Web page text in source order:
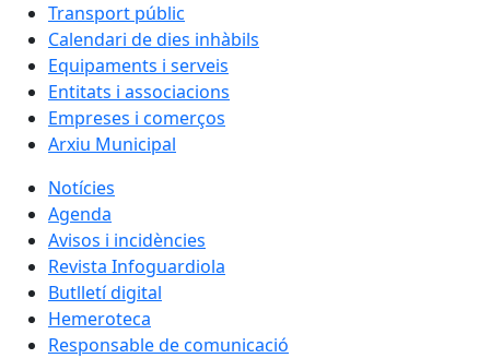
Transport públic
Calendari de dies inhàbils
Equipaments i serveis
Entitats i associacions
Empreses i comerços
Arxiu Municipal
Notícies
Agenda
Avisos i incidències
Revista Infoguardiola
Butlletí digital
Hemeroteca
Responsable de comunicació